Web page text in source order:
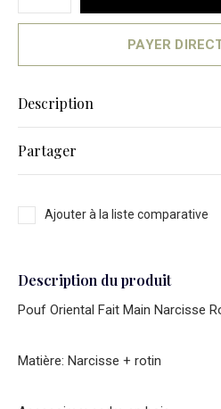
PAYER
Description
Partager
Ajouter à la liste comparative
Description du produit
Pouf Oriental Fait Main Narcisse
Matière: Narcisse + rotin